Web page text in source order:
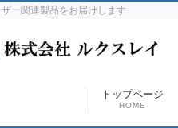
ー関連製品をお届けします
トップページ
HOME